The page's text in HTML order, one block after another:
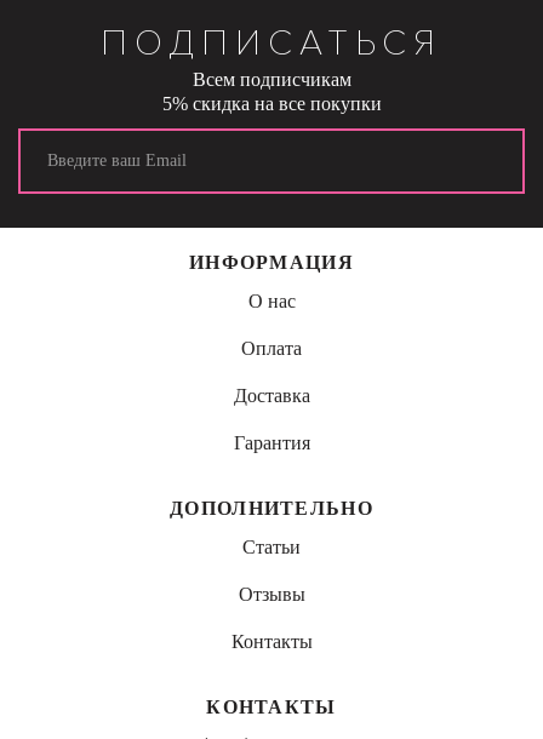
ПОДПИСАТЬСЯ
Всем подписчикам
5% скидка на все покупки
ИНФОРМАЦИЯ
О нас
Оплата
Доставка
Гарантия
ДОПОЛНИТЕЛЬНО
Статьи
Отзывы
Контакты
КОНТАКТЫ